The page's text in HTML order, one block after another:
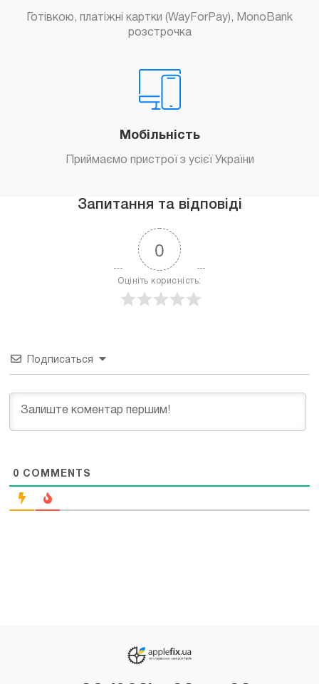
Готівкою, платіжні картки (WayForPay), MonoBank
розстрочка
Мобільність
Приймаємо пристрої з усієї України
Запитання та відповіді
0
Оцініть корисність:
Подписаться
0 COMMENTS